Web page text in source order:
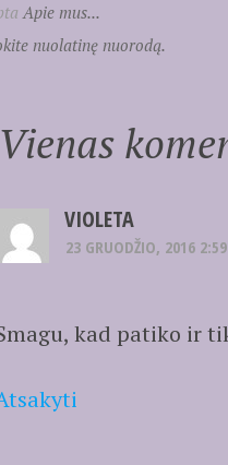
Apie mus...
nuolatinę nuorodą.
Vienas
VIOLETA
23 GRUODŽIO, 2016
kad patiko ir